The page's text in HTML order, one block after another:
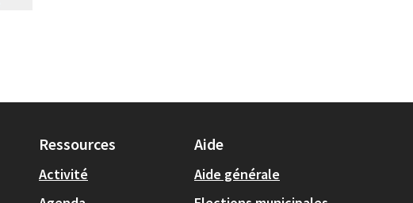
Ressources
Activité
Aide
Aide générale